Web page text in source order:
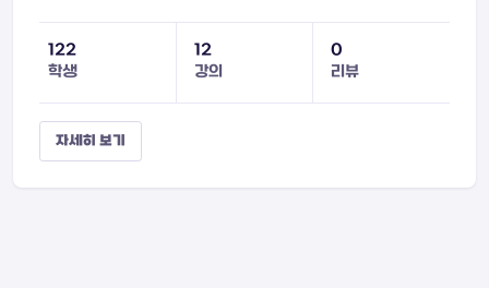
122
학생
12
강의
0
리뷰
자세히 보기